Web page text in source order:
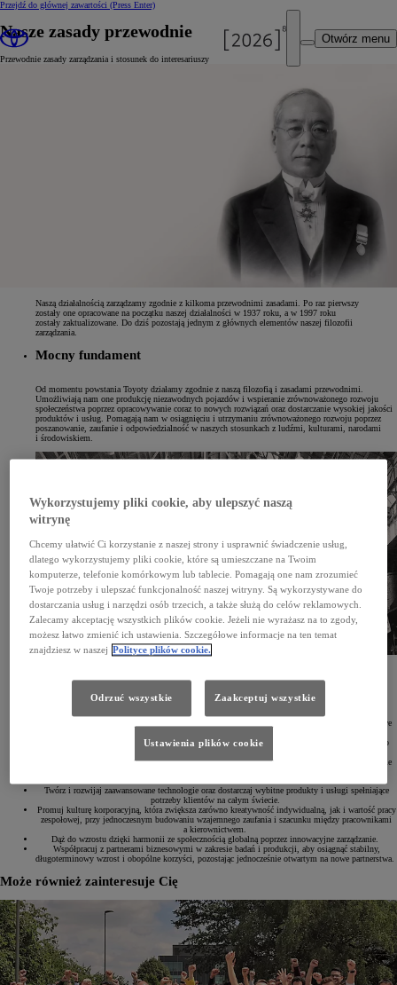
Przejdź do głównej zawartości (Press Enter)
Otwórz menu
Nasze zasady przewodnie
Przewodnie zasady zarządzania i stosunek do interesariuszy
Naszą działalnością zarządzamy zgodnie z kilkoma przewodnimi zasadami. Po raz pierwszy
zostały one opracowane na początku naszej działalności w 1937 roku, a w 1997 roku
zostały zaktualizowane. Do dziś pozostają jednym z głównych elementów naszej filozofii
zarządzania.
Mocny fundament
Od momentu powstania Toyoty działamy zgodnie z naszą filozofią i zasadami przewodnimi.
Umożliwiają nam one produkcję niezawodnych pojazdów i wspieranie zrównoważonego rozwoju
społeczeństwa poprzez opracowywanie coraz to nowych rozwiązań oraz dostarczanie wysokiej jakości
produktów i usług. Pomagają nam w osiągnięciu i utrzymaniu zrównoważonego rozwoju poprzez
poszanowanie, zaufanie i odpowiedzialność w naszych stosunkach z ludźmi, kulturami, narodami
i środowiskiem.
1937 rok
(1997 rok – aktualizacja)
Szanuj język i prawo każdego kraju i regionu oraz podejmuj otwarte i uczciwe działania biznesowe
Szanuj kulturę i zwyczaje każdego kraju i regionu oraz przyczyniaj się do rozwoju gospodarczego
Ukierunkuj swoją działalność na dostarczanie czystych i bezpiecznych produktów oraz podnoszenie
Twórz i rozwijaj zaawansowane technologie oraz dostarczaj wybitne produkty i usługi spełniające
potrzeby klientów na całym świecie.
Promuj kulturę korporacyjną, która zwiększa zarówno kreatywność indywidualną, jak i wartość pracy
zespołowej, przy jednoczesnym budowaniu wzajemnego zaufania i szacunku między pracownikami
a kierownictwem.
Dąż do wzrostu dzięki harmonii ze społecznością globalną poprzez innowacyjne zarządzanie.
Współpracuj z partnerami biznesowymi w zakresie badań i produkcji, aby osiągnąć stabilny,
długoterminowy wzrost i obopólne korzyści, pozostając jednocześnie otwartym na nowe partnerstwa.
Może również zainteresuje Cię
Wykorzystujemy pliki cookie, aby ulepszyć naszą
witrynę
Chcemy ułatwić Ci korzystanie z naszej strony i usprawnić świadczenie usług,
dlatego wykorzystujemy pliki cookie, które są umieszczane na Twoim
komputerze, telefonie komórkowym lub tablecie. Pomagają one nam zrozumieć
Twoje potrzeby i ulepszać funkcjonalność naszej witryny. Są wykorzystywane do
dostarczania usług i narzędzi osób trzecich, a także służą do celów reklamowych.
Zalecamy akceptację wszystkich plików cookie. Jeżeli nie wyrażasz na to zgody,
możesz łatwo zmienić ich ustawienia. Szczegółowe informacje na ten temat
znajdziesz w naszej Polityce plików cookie.
Odrzuć wszystkie Zaakceptuj wszystkie
Ustawienia plików cookie